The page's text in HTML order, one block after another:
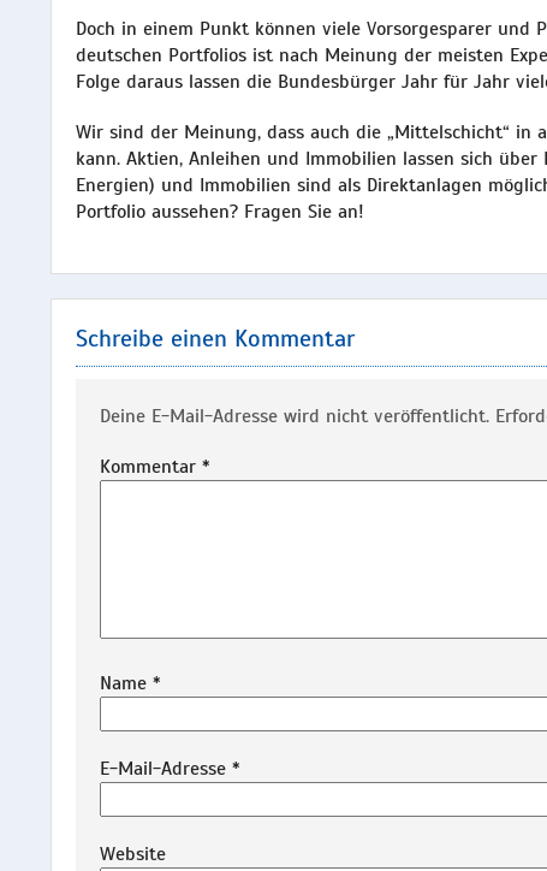
Doch in einem Punkt können viele Vorsorgesparer
deutschen Portfolios ist nach Meinung der meisten
Folge daraus lassen die Bundesbürger Jahr für Jahr
Wir sind der Meinung, dass auch die „Mittelschicht“
kann. Aktien, Anleihen und Immobilien lassen sich
Energien) und Immobilien sind als Direktanlagen
Portfolio aussehen? Fragen Sie an!
Schreibe einen Kommentar
Deine E-Mail-Adresse wird nicht veröffentlicht.
Kommentar *
Name *
E-Mail-Adresse *
Website